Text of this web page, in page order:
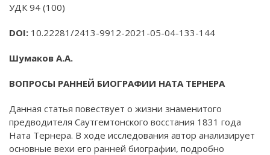
УДК 94 (100)
DOI: 10.22281/2413-9912-2021-05-04-133-144
Шумаков А.А.
ВОПРОСЫ РАННЕЙ БИОГРАФИИ НАТА ТЕРНЕРА
Данная статья повествует о жизни знаменитого
предводителя Саутгемтонского восстания 1831 года
Ната Тернера. В ходе исследования автор анализирует
основные вехи его ранней биографии, подробно